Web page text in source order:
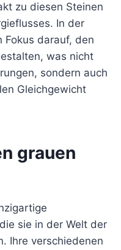
zu diesen Steinen
In der
Fokus darauf, den
was nicht
sondern auch
Gleichgewicht
grauen
sie in der Welt der
Ihre verschiedenen